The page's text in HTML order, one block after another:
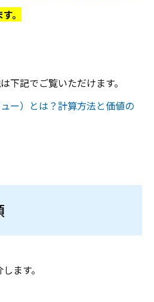
。
下記でご覧いただけます。
ー）とは？計算方法と価値の
ます。